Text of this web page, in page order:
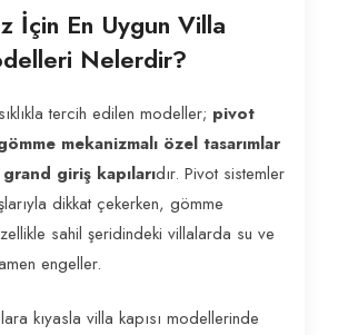
İçin En Uygun Villa
Nelerdir?
tercih edilen modeller; pivot
mekanizmalı özel tasarımlar
giriş kapılarıdır. Pivot sistemler
dikkat çekerken, gömme
sahil şeridindeki villalarda su ve
engeller.
kıyasla villa kapısı modellerinde